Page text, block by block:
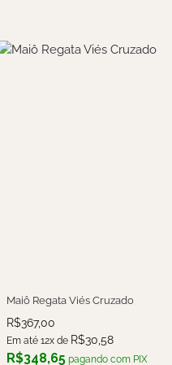
Maiô Regata Viés Cruzado
R$367,00
Em até 12x de R$30,58
R$348,65 pagando com PIX